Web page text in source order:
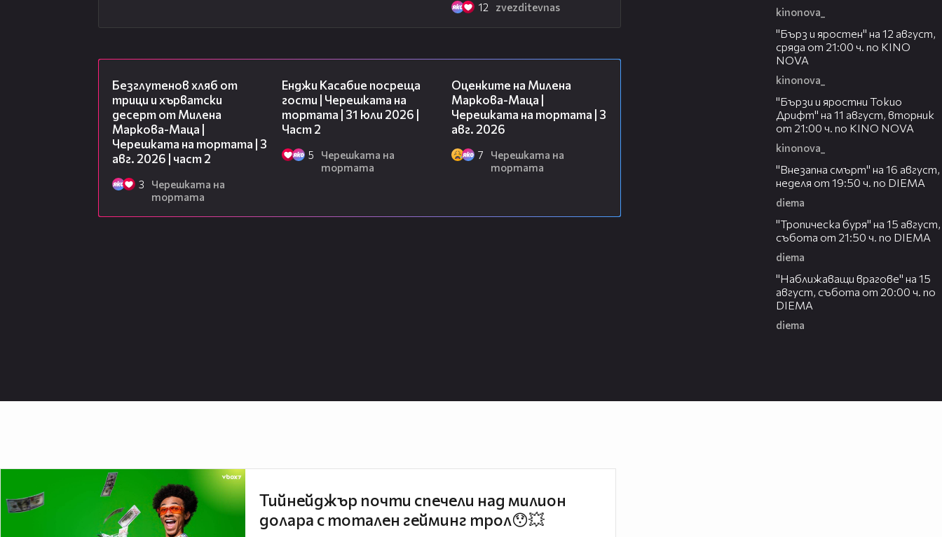
12 zvezditevnas
Безглутенов хляб от
трици и хърватски
десерт от Милена
Маркова-Маца |
Черешката на тортата | 3
авг. 2026 | част 2
3
Черешката на
тортата
Енджи Касабие посреща
гости | Черешката на
тортата | 31 юли 2026 |
Част 2
5
Черешката на
тортата
Оценките на Милена
Маркова-Маца |
Черешката на тортата | 3
авг. 2026
7
Черешката на
тортата
kinonova_
"Бърз и яростен" на 12 август,
сряда от 21:00 ч. по KINO
NOVA
kinonova_
"Бързи и яростни Токио
Дрифт" на 11 август, вторник
от 21:00 ч. по KINO NOVA
kinonova_
"Внезапна смърт" на 16 август,
неделя от 19:50 ч. по DIEMA
diema
"Тропическа буря" на 15 август,
събота от 21:50 ч. по DIEMA
diema
"Наближаващи врагове" на 15
август, събота от 20:00 ч. по
DIEMA
diema
Тийнейджър почти спечели над милион
долара с тотален гейминг трол😯💥